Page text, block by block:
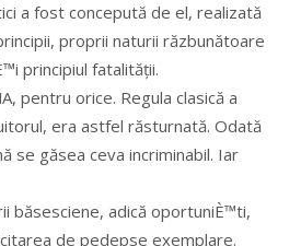
a fost concepută de el, realizată
proprii naturii răzbunătoare
principiul fatalității.
pentru orice. Regula clasică a
era astfel răsturnată. Odată
se găsea ceva incriminabil. Iar
băsesciene, adică oportuniÈ™ti,
de pedepse exemplare.